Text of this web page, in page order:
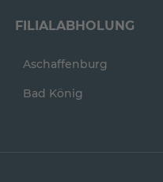
FILIALABHOLUNG
Aschaffenburg
Bad König